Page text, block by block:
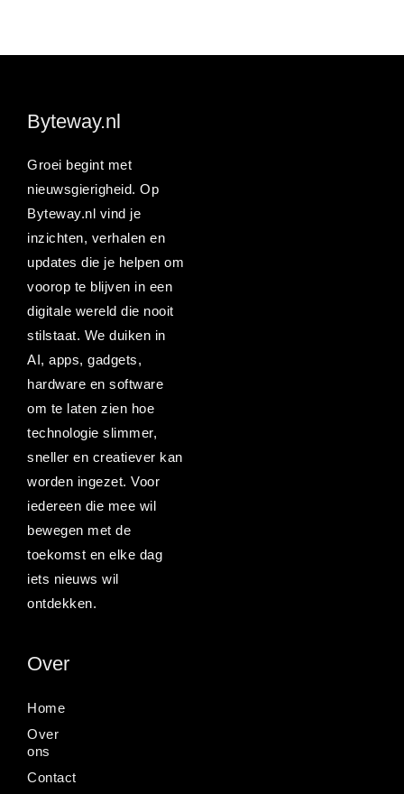
Byteway.nl
Groei begint met
nieuwsgierigheid. Op
Byteway.nl vind je
inzichten, verhalen en
updates die je helpen om
voorop te blijven in een
digitale wereld die nooit
stilstaat. We duiken in
AI, apps, gadgets,
hardware en software
om te laten zien hoe
technologie slimmer,
sneller en creatiever kan
worden ingezet. Voor
iedereen die mee wil
bewegen met de
toekomst en elke dag
iets nieuws wil
ontdekken.
Over
Home
Over
ons
Contact